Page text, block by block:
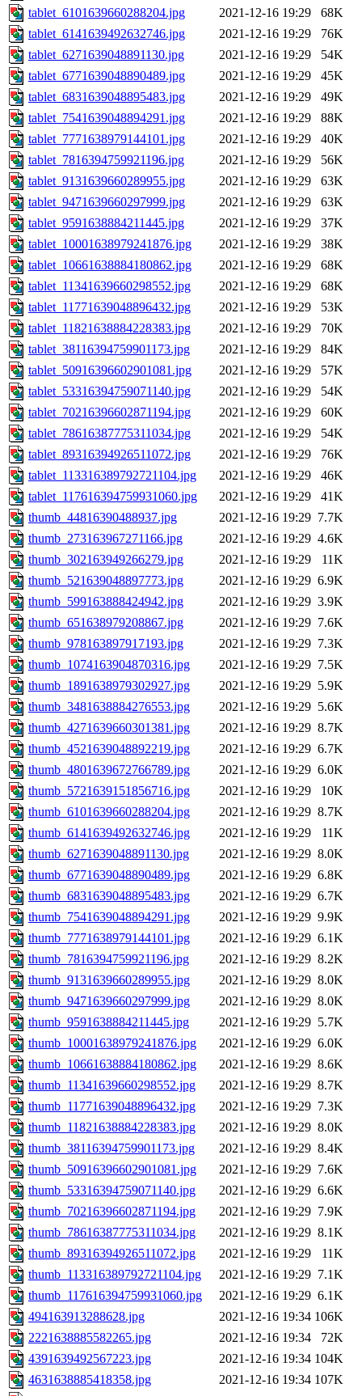
tablet_6101639660288204.jpg
2021-12-16 19:29
68K
tablet_6141639492632746.jpg
2021-12-16 19:29
76K
tablet_6271639048891130.jpg
2021-12-16 19:29
54K
tablet_6771639048890489.jpg
2021-12-16 19:29
45K
tablet_6831639048895483.jpg
2021-12-16 19:29
49K
tablet_7541639048894291.jpg
2021-12-16 19:29
88K
tablet_7771638979144101.jpg
2021-12-16 19:29
40K
tablet_7816394759921196.jpg
2021-12-16 19:29
56K
tablet_9131639660289955.jpg
2021-12-16 19:29
63K
tablet_9471639660297999.jpg
2021-12-16 19:29
63K
tablet_9591638884211445.jpg
2021-12-16 19:29
37K
tablet_10001638979241876.jpg
2021-12-16 19:29
38K
tablet_10661638884180862.jpg
2021-12-16 19:29
68K
tablet_11341639660298552.jpg
2021-12-16 19:29
68K
tablet_11771639048896432.jpg
2021-12-16 19:29
53K
tablet_11821638884228383.jpg
2021-12-16 19:29
70K
tablet_38116394759901173.jpg
2021-12-16 19:29
84K
tablet_50916396602901081.jpg
2021-12-16 19:29
57K
tablet_53316394759071140.jpg
2021-12-16 19:29
54K
tablet_70216396602871194.jpg
2021-12-16 19:29
60K
tablet_78616387775311034.jpg
2021-12-16 19:29
54K
tablet_89316394926511072.jpg
2021-12-16 19:29
76K
tablet_113316389792721104.jpg
2021-12-16 19:29
46K
tablet_117616394759931060.jpg
2021-12-16 19:29
41K
thumb_44816390488937.jpg
2021-12-16 19:29 7.7K
thumb_273163967271166.jpg
2021-12-16 19:29 4.6K
thumb_302163949266279.jpg
2021-12-16 19:29
11K
thumb_521639048897773.jpg
2021-12-16 19:29 6.9K
thumb_599163888424942.jpg
2021-12-16 19:29 3.9K
thumb_651638979208867.jpg
2021-12-16 19:29 7.6K
thumb_978163897917193.jpg
2021-12-16 19:29 7.3K
thumb_1074163904870316.jpg
2021-12-16 19:29 7.5K
thumb_1891638979302927.jpg
2021-12-16 19:29 5.9K
thumb_3481638884276553.jpg
2021-12-16 19:29 5.6K
thumb_4271639660301381.jpg
2021-12-16 19:29 8.7K
thumb_4521639048892219.jpg
2021-12-16 19:29 6.7K
thumb_4801639672766789.jpg
2021-12-16 19:29 6.0K
thumb_5721639151856716.jpg
2021-12-16 19:29
10K
thumb_6101639660288204.jpg
2021-12-16 19:29 8.7K
thumb_6141639492632746.jpg
2021-12-16 19:29
11K
thumb_6271639048891130.jpg
2021-12-16 19:29 8.0K
thumb_6771639048890489.jpg
2021-12-16 19:29 6.8K
thumb_6831639048895483.jpg
2021-12-16 19:29 6.7K
thumb_7541639048894291.jpg
2021-12-16 19:29 9.9K
thumb_7771638979144101.jpg
2021-12-16 19:29 6.1K
thumb_7816394759921196.jpg
2021-12-16 19:29 8.2K
thumb_9131639660289955.jpg
2021-12-16 19:29 8.0K
thumb_9471639660297999.jpg
2021-12-16 19:29 8.0K
thumb_9591638884211445.jpg
2021-12-16 19:29 5.7K
thumb_10001638979241876.jpg
2021-12-16 19:29 6.0K
thumb_10661638884180862.jpg
2021-12-16 19:29 8.6K
thumb_11341639660298552.jpg
2021-12-16 19:29 8.7K
thumb_11771639048896432.jpg
2021-12-16 19:29 7.3K
thumb_11821638884228383.jpg
2021-12-16 19:29 8.0K
thumb_38116394759901173.jpg
2021-12-16 19:29 8.4K
thumb_50916396602901081.jpg
2021-12-16 19:29 7.6K
thumb_53316394759071140.jpg
2021-12-16 19:29 6.6K
thumb_70216396602871194.jpg
2021-12-16 19:29 7.9K
thumb_78616387775311034.jpg
2021-12-16 19:29 8.1K
thumb_89316394926511072.jpg
2021-12-16 19:29
11K
thumb_113316389792721104.jpg
2021-12-16 19:29 7.1K
thumb_117616394759931060.jpg
2021-12-16 19:29 6.1K
494163913288628.jpg
2021-12-16 19:34 106K
2221638885582265.jpg
2021-12-16 19:34
72K
4391639492567223.jpg
2021-12-16 19:34 104K
4631638885418358.jpg
2021-12-16 19:34 107K